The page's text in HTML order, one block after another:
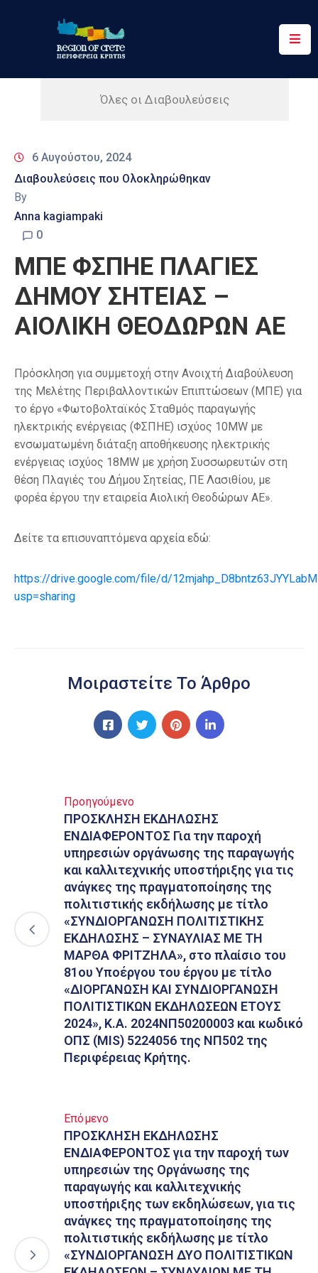
Περιφέρεια
Δράσεις
Ψηφιακές
Υπηρεσίες
Επικοινωνία
Όλες οι Διαβουλεύσεις
6 Αυγούστου, 2024
Διαβουλεύσεις που Ολοκληρώθηκαν
By
Anna kagiampaki
0
ΜΠΕ ΦΣΠΗΕ ΠΛΑΓΙΕΣ
ΔΗΜΟΥ ΣΗΤΕΙΑΣ –
ΑΙΟΛΙΚΗ ΘΕΟΔΩΡΩΝ ΑΕ
Πρόσκληση για συμμετοχή στην Ανοιχτή Διαβούλευση
της Μελέτης Περιβαλλοντικών Επιπτώσεων (ΜΠΕ) για
το έργο «Φωτοβολταϊκός Σταθμός παραγωγής
ηλεκτρικής ενέργειας (ΦΣΠΗΕ) ισχύος 10MW με
ενσωματωμένη διάταξη αποθήκευσης ηλεκτρικής
ενέργειας ισχύος 18MW με χρήση Συσσωρευτών στη
θέση Πλαγιές του Δήμου Σητείας, ΠΕ Λασιθίου, με
φορέα έργου την εταιρεία Αιολική Θεοδώρων ΑΕ».
Δείτε τα επισυναπτόμενα αρχεία εδώ:
https://drive.google.com/file/d/
usp=sharing
Μοιραστείτε Το Άρθρο
Προηγούμενο
ΠΡΟΣΚΛΗΣΗ ΕΚΔΗΛΩΣΗΣ
ΕΝΔΙΑΦΕΡΟΝΤΟΣ Για την παροχή
υπηρεσιών οργάνωσης της παραγωγής
και καλλιτεχνικής υποστήριξης για τις
ανάγκες της πραγματοποίησης της
πολιτιστικής εκδήλωσης με τίτλο
«ΣΥΝΔΙΟΡΓΑΝΩΣΗ ΠΟΛΙΤΙΣΤΙΚΗΣ
ΕΚΔΗΛΩΣΗΣ – ΣΥΝΑΥΛΙΑΣ ΜΕ TH
ΜΑΡΘΑ ΦΡΙΤΖΗΛΑ», στο πλαίσιο του
81ου Υποέργου του έργου με τίτλο
«ΔΙΟΡΓΑΝΩΣΗ ΚΑΙ ΣΥΝΔΙΟΡΓΑΝΩΣΗ
ΠΟΛΙΤΙΣΤΙΚΩΝ ΕΚΔΗΛΩΣΕΩΝ ΕΤΟΥΣ
2024», Κ.Α. 2024ΝΠ50200003 και κωδικό
ΟΠΣ (MIS) 5224056 της ΝΠ502 της
Περιφέρειας Κρήτης.
Επόμενο
ΠΡΟΣΚΛΗΣΗ ΕΚΔΗΛΩΣΗΣ
ΕΝΔΙΑΦΕΡΟΝΤΟΣ για την παροχή των
υπηρεσιών της Οργάνωσης της
παραγωγής και καλλιτεχνικής
υποστήριξης των εκδηλώσεων, για τις
ανάγκες της πραγματοποίησης της
πολιτιστικής εκδήλωσης με τίτλο
«ΣΥΝΔΙΟΡΓΑΝΩΣΗ ΔΥΟ ΠΟΛΙΤΙΣΤΙΚΩΝ